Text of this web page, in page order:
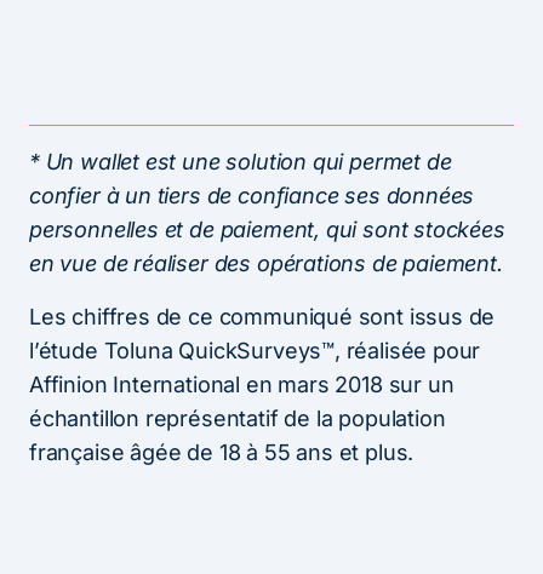
* Un wallet est une solution qui permet de
confier à un tiers de confiance ses données
personnelles et de paiement, qui sont stockées
en vue de réaliser des opérations de paiement.
Les chiffres de ce communiqué sont issus de
l’étude Toluna QuickSurveys™, réalisée pour
Affinion International en mars 2018 sur un
échantillon représentatif de la population
française âgée de 18 à 55 ans et plus.